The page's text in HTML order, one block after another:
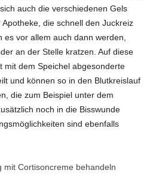
auch die verschiedenen Gels
die schnell den Juckreiz
vor allem auch dann werden,
an der Stelle kratzen. Auf diese
mit dem Speichel abgesonderte
und können so in den Blutkreislauf
die zum Beispiel unter dem
noch in die Bisswunde
sind ebenfalls
mit Cortisoncreme behandeln